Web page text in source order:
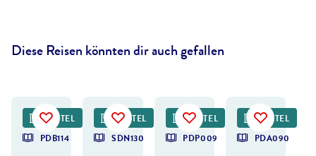
Diese Reisen könnten dir auch gefallen
HOTEL
PDB114
HOTEL
SDN130
HOTEL
PDP009
HOTEL
PDA090